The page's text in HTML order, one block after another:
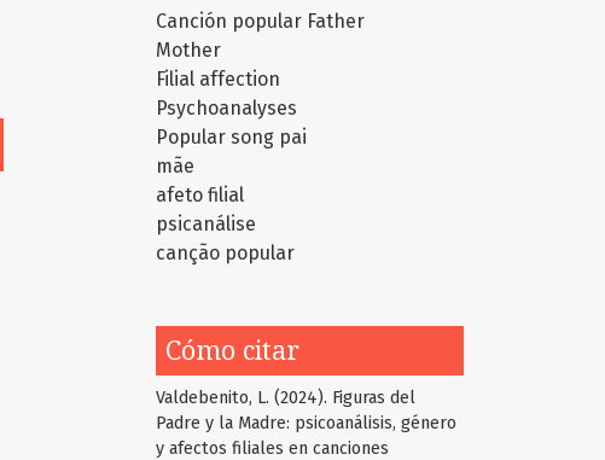
Canción popular Father
Mother
Filial affection
Psychoanalyses
Popular song pai
mãe
afeto filial
psicanálise
canção popular
Cómo citar
Valdebenito, L. (2024). Figuras del
Padre y la Madre: psicoanálisis, género
y afectos filiales en canciones